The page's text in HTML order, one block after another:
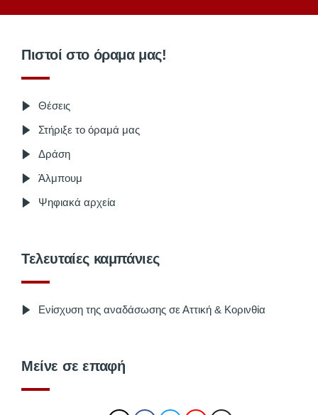
Πιστοί στο όραμα μας!
Θέσεις
Στήριξε το όραμά μας
Δράση
Άλμπουμ
Ψηφιακά αρχεία
Τελευταίες καμπάνιες
Ενίσχυση της αναδάσωσης σε Αττική & Κορινθία
Μείνε σε επαφή